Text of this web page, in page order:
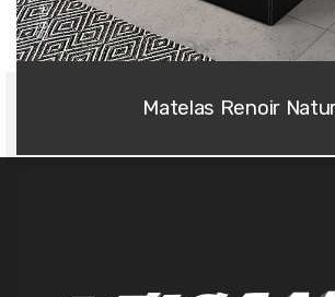
Matelas Renoir